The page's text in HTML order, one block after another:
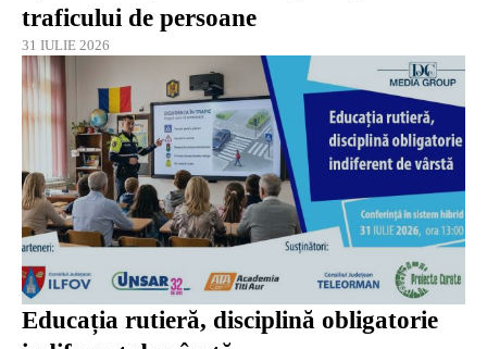
traficului de persoane
31 IULIE 2026
Educația rutieră, disciplină obligatorie